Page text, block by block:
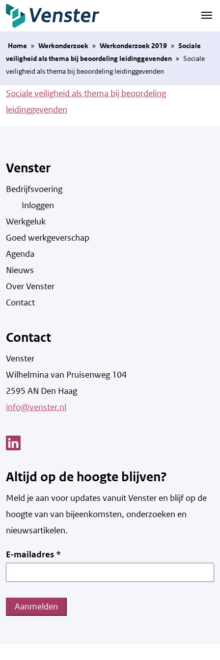
Naar hoofdinhoud
Home » Werkonderzoek » Werkonderzoek 2019 » Sociale
veiligheid als thema bij beoordeling leidinggevenden » Sociale
veiligheid als thema bij beoordeling leidinggevenden
Sociale veiligheid als thema bij beoordeling
leidinggevenden
Venster
Bedrijfsvoering
Inloggen
Werkgeluk
Goed werkgeverschap
Agenda
Nieuws
Over Venster
Contact
Contact
Venster
Wilhelmina van Pruisenweg 104
2595 AN Den Haag
info@venster.nl
Altijd op de hoogte blijven?
Meld je aan voor updates vanuit Venster en blijf op de
hoogte van van bijeenkomsten, onderzoeken en
nieuwsartikelen.
E-mailadres *
Aanmelden